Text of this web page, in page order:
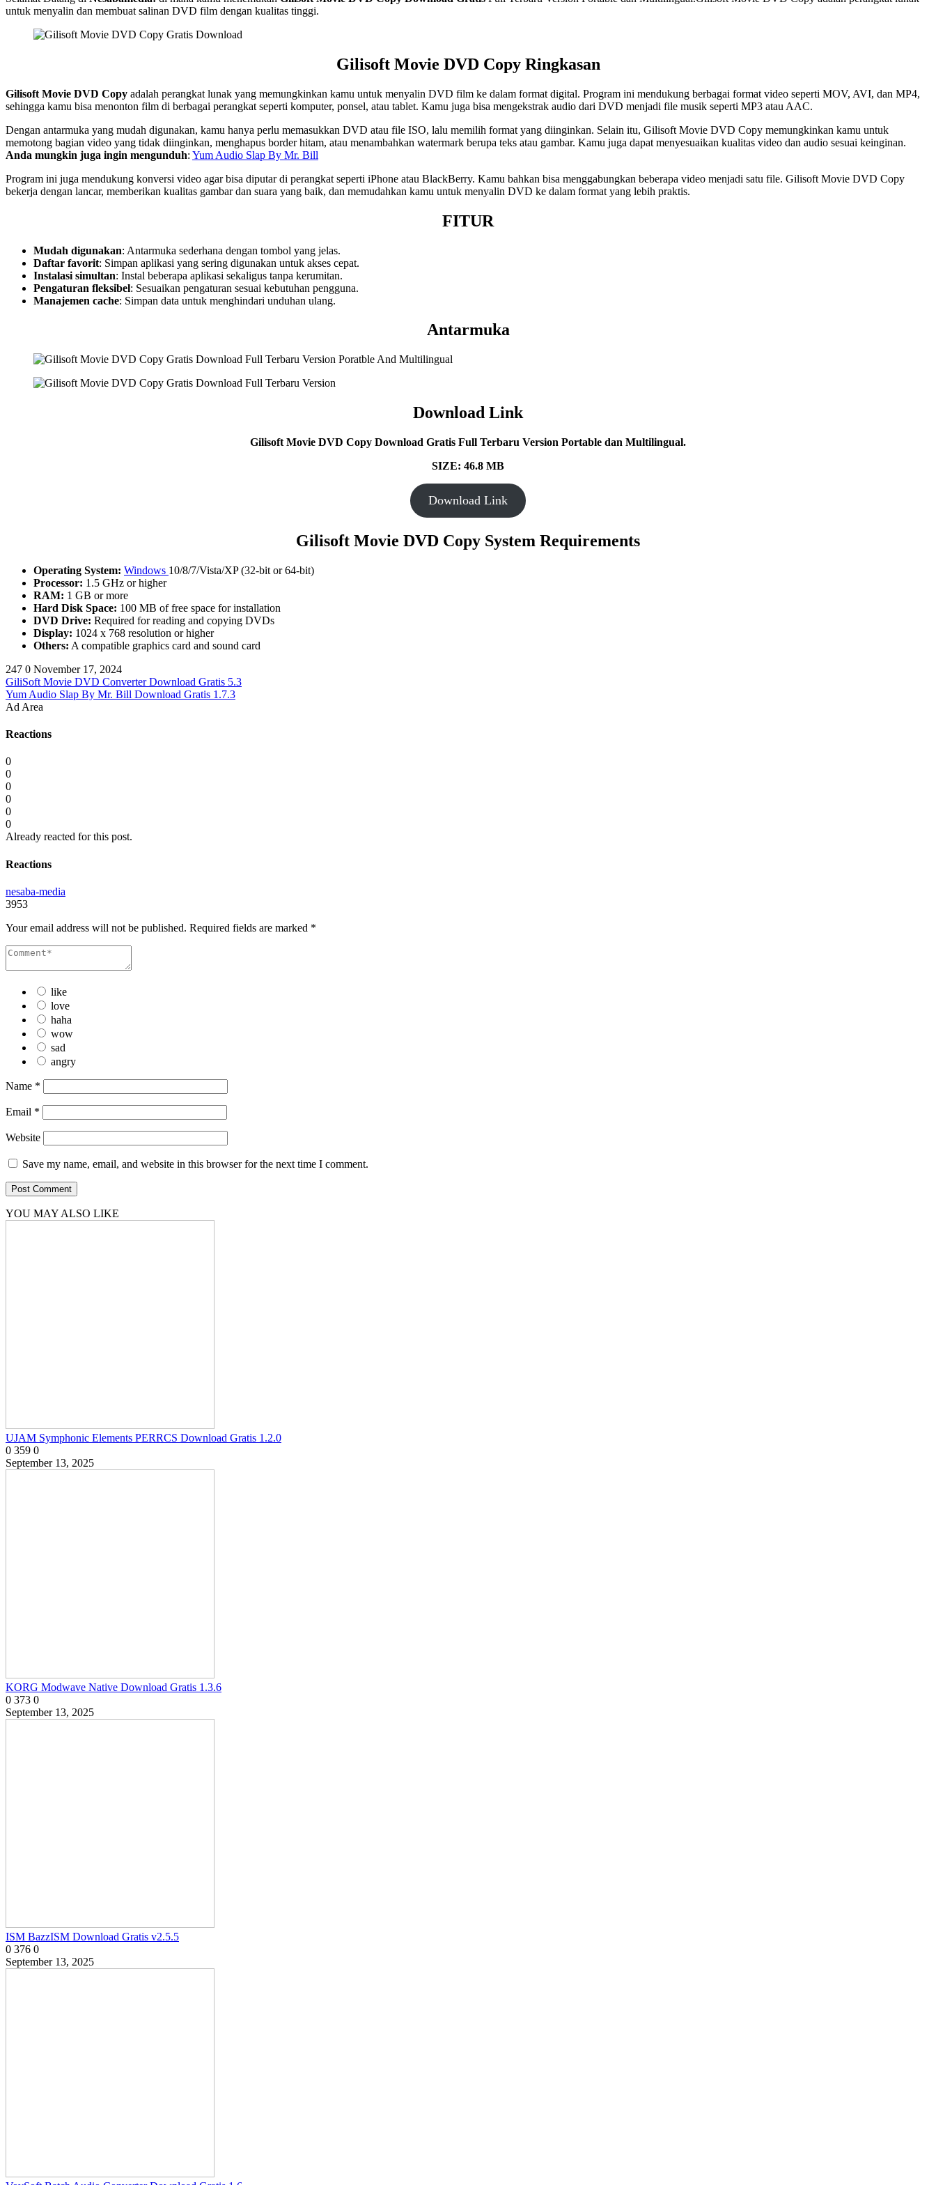
untuk menyalin dan membuat salinan DVD film dengan kualitas tinggi.
Gilisoft Movie DVD Copy Ringkasan
Gilisoft Movie DVD Copy adalah perangkat lunak yang memungkinkan kamu untuk menyalin DVD film ke dalam format digital. Program ini mendukung berbagai format video seperti MOV, AVI, dan MP4,
sehingga kamu bisa menonton film di berbagai perangkat seperti komputer, ponsel, atau tablet. Kamu juga bisa mengekstrak audio dari DVD menjadi file musik seperti MP3 atau AAC.
Dengan antarmuka yang mudah digunakan, kamu hanya perlu memasukkan DVD atau file ISO, lalu memilih format yang diinginkan. Selain itu, Gilisoft Movie DVD Copy memungkinkan kamu untuk
memotong bagian video yang tidak diinginkan, menghapus border hitam, atau menambahkan watermark berupa teks atau gambar. Kamu juga dapat menyesuaikan kualitas video dan audio sesuai keinginan.
Anda mungkin juga ingin mengunduh: Yum Audio Slap By Mr. Bill
Program ini juga mendukung konversi video agar bisa diputar di perangkat seperti iPhone atau BlackBerry. Kamu bahkan bisa menggabungkan beberapa video menjadi satu file. Gilisoft Movie DVD Copy
bekerja dengan lancar, memberikan kualitas gambar dan suara yang baik, dan memudahkan kamu untuk menyalin DVD ke dalam format yang lebih praktis.
FITUR
Mudah digunakan: Antarmuka sederhana dengan tombol yang jelas.
Daftar favorit: Simpan aplikasi yang sering digunakan untuk akses cepat.
Instalasi simultan: Instal beberapa aplikasi sekaligus tanpa kerumitan.
Pengaturan fleksibel: Sesuaikan pengaturan sesuai kebutuhan pengguna.
Manajemen cache: Simpan data untuk menghindari unduhan ulang.
Antarmuka
Download Link
Gilisoft Movie DVD Copy Download Gratis Full Terbaru Version Portable dan Multilingual.
SIZE: 46.8 MB
Download Link
Gilisoft Movie DVD Copy System Requirements
Operating System: Windows 10/8/7/Vista/XP (32-bit or 64-bit)
Processor: 1.5 GHz or higher
RAM: 1 GB or more
Hard Disk Space: 100 MB of free space for installation
DVD Drive: Required for reading and copying DVDs
Display: 1024 x 768 resolution or higher
Others: A compatible graphics card and sound card
247 0 November 17, 2024
GiliSoft Movie DVD Converter Download Gratis 5.3
Yum Audio Slap By Mr. Bill Download Gratis 1.7.3
Ad Area
Reactions
0
0
0
0
0
0
Already reacted for this post.
Reactions
nesaba-media
3953
Your email address will not be published. Required fields are marked *
like
love
haha
wow
sad
angry
Name *
Email *
Website
Save my name, email, and website in this browser for the next time I comment.
YOU MAY ALSO LIKE
UJAM Symphonic Elements PERRCS Download Gratis 1.2.0
0 359 0
September 13, 2025
KORG Modwave Native Download Gratis 1.3.6
0 373 0
September 13, 2025
ISM BazzISM Download Gratis v2.5.5
0 376 0
September 13, 2025